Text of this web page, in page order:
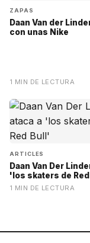
ZAPAS
Daan Van der
con unas Nike
1 MIN DE LECTURA
ARTICLES
Daan Van Der
'los skaters de
1 MIN DE LECTURA